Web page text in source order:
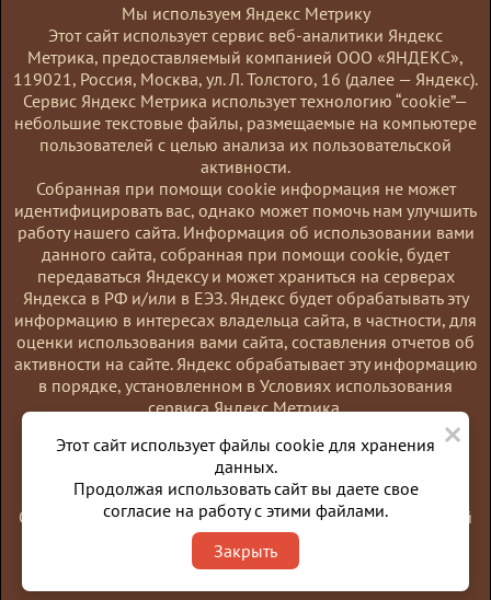
×
Этот сайт использует файлы cookie для хранения
данных.
Продолжая использовать сайт вы даете свое
согласие на работу с этими файлами.
Закрыть
Мы используем Яндекс Метрику
Этот сайт использует сервис веб-аналитики Яндекс
Метрика, предоставляемый компанией ООО «ЯНДЕКС»,
119021, Россия, Москва, ул. Л. Толстого, 16 (далее — Яндекс).
Сервис Яндекс Метрика использует технологию “cookie”—
небольшие текстовые файлы, размещаемые на компьютере
пользователей с целью анализа их пользовательской
активности.
Coбранная при помощи cookie информация не может
идентифицировать вас, однако может помочь нам улучшить
работу нашего сайта. Информация об использовании вами
данного сайта, собранная при помощи cookie, будет
передаваться Яндексу и может храниться на серверах
Яндекса в РФ и/или в ЕЭЗ. Яндекс будет обрабатывать эту
информацию в интересах владельца сайта, в частности, для
оценки использования вами сайта, составления отчетов об
активности на сайте. Яндекс обрабатывает эту информацию
в порядке, установленном в Условиях использования
сервиса Яндекс Метрика.
Вы можете отказаться от использования cookies, выбрав
соответствующие настройки в браузере. Также вы можете
использовать инструмент —
https://yandex.ru/support/metrika/general/opt-out.html
Однако это может повлиять на работу некоторых функций
сайта. Используя этот сайт, вы соглашаетесь на обработку
данных о вас в порядке и целях, указанных выше.